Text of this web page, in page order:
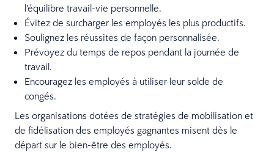
l’équilibre travail-vie personnelle.
Évitez de surcharger les employés les plus productifs.
Soulignez les réussites de façon personnalisée.
Prévoyez du temps de repos pendant la journée de
travail.
Encouragez les employés à utiliser leur solde de
congés.
Les organisations dotées de stratégies de mobilisation et
de fidélisation des employés gagnantes misent dès le
départ sur le bien-être des employés.